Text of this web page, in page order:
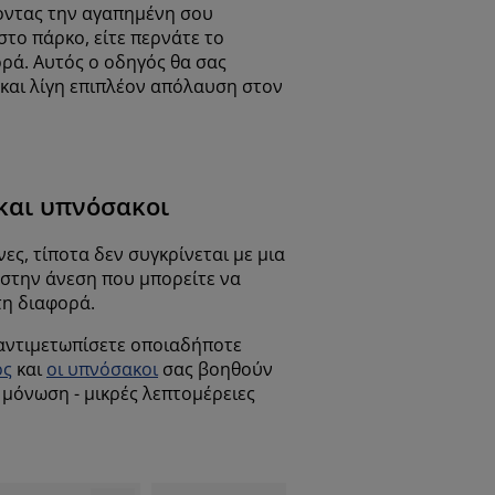
την αγαπημένη σου
πάρκο, είτε περνάτε το
Αυτός ο οδηγός θα σας
λίγη επιπλέον απόλαυση στον
υπνόσακοι
τίποτα δεν συγκρίνεται με μια
άνεση που μπορείτε να
διαφορά.
οποιαδήποτε
και οι υπνόσακοι σας βοηθούν
- μικρές λεπτομέρειες